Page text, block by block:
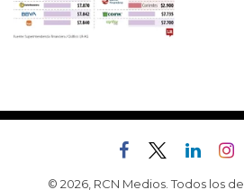
© 2026, RCN Medios. Todos los